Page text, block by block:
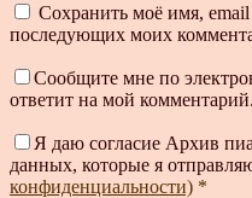
Сохранить моё имя, email
последующих моих
Сообщите мне по
ответит на мой комментарий.
Я даю согласие Архив
данных, которые я
конфиденциальности) *